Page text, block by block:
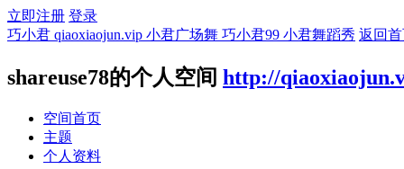
立即注册 登录
巧小君 qiaoxiaojun.vip 小君广场舞 巧小君99 小君舞蹈秀 返回
shareuse78的个人空间 http://
空间首页
主题
个人资料